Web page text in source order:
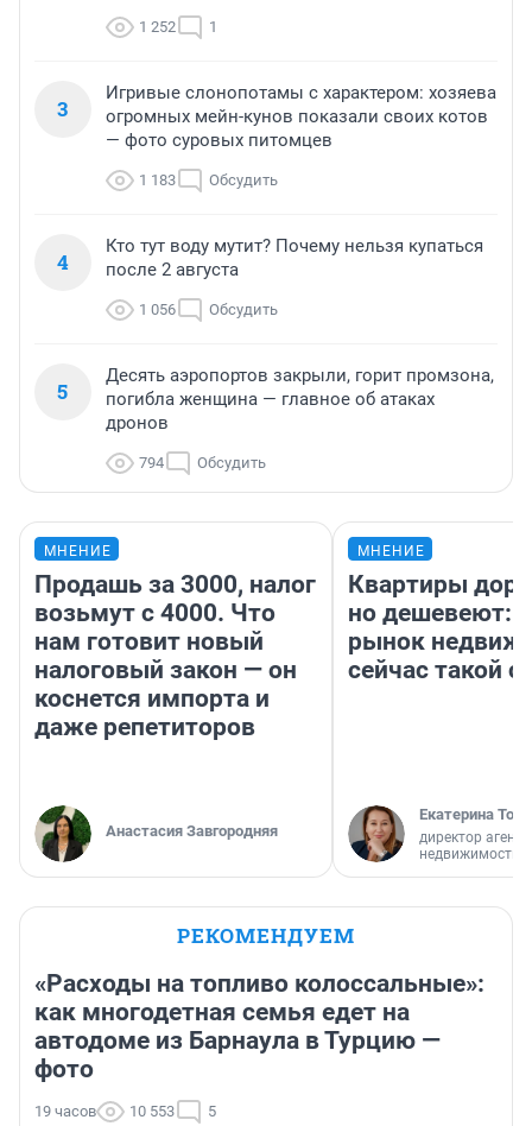
1 252 1
3
Игривые слонопотамы с характером: хозяева
огромных мейн-кунов показали своих котов
— фото суровых питомцев
1 183 Обсудить
4
Кто тут воду мутит? Почему нельзя купаться
после 2 августа
1 056 Обсудить
5
Десять аэропортов закрыли, горит промзона,
погибла женщина — главное об атаках
дронов
794 Обсудить
МНЕНИЕ
Продашь за 3000, налог
возьмут с 4000. Что
нам готовит новый
налоговый закон — он
коснется импорта и
даже репетиторов
Анастасия Завгородняя
МНЕНИЕ
Квартиры
но дешевеют:
рынок
сейчас такой
Екатерина
директор
недвижимости
РЕКОМЕНДУЕМ
«Расходы на топливо колоссальные»:
как многодетная семья едет на
автодоме из Барнаула в Турцию —
фото
19 часов 10 553 5